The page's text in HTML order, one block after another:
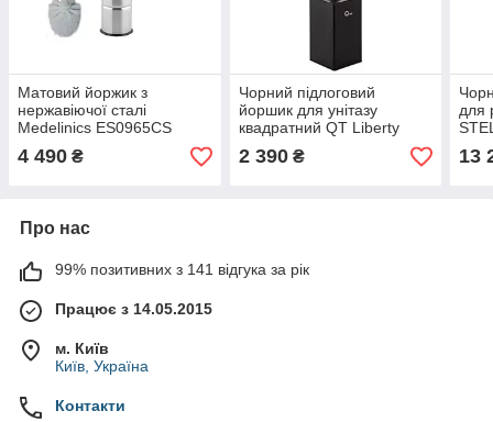
Матовий йоржик з
нержавіючої сталі
Medelinics ES0965CS
4 490 ₴
Чорний підлоговий
йоршик для унітазу
квадратний QT Liberty
BLM 1157-2
2 390₴
для
13
Про нас
99% позитивних з 141 відгука за рік
Працює з 14.05.2015
м. Київ
Київ, Україна
Контакти